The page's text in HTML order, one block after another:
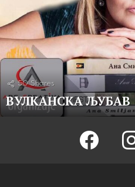
50 Shares
ВУЛКАНСКА ЉУБАВ
facebook